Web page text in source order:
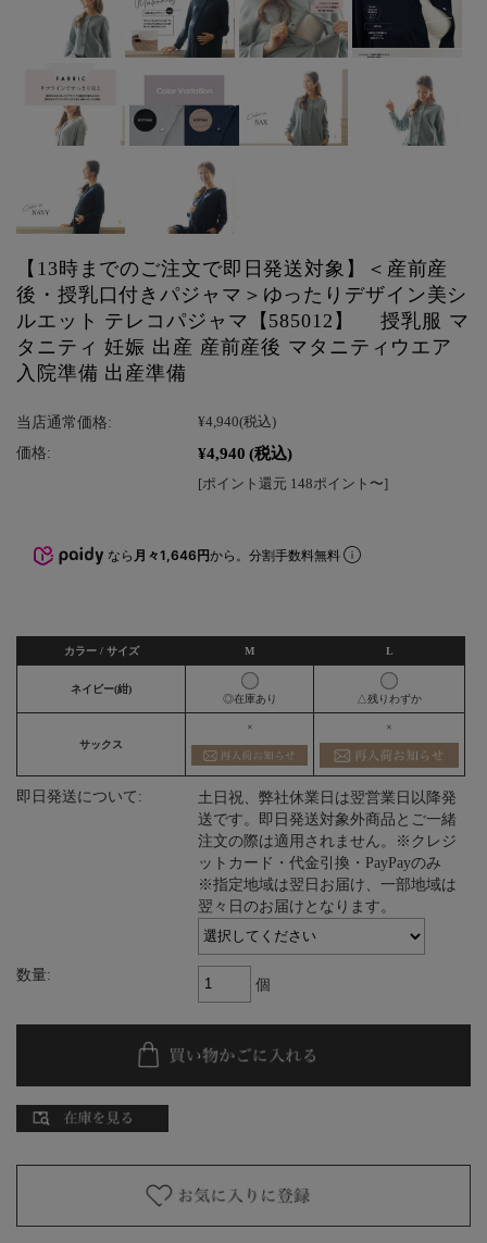
【13時までのご注文で即日発送対象】＜産前産
後・授乳口付きパジャマ＞ゆったりデザイン美シ
ルエット テレコパジャマ【585012】 授乳服 マ
タニティ 妊娠 出産 産前産後 マタニティウエア
入院準備 出産準備
当店通常価格: ¥4,940(税込)
価格: ¥4,940 (税込)
[ポイント還元 148ポイント〜]
なら 月々1,646円から。分割手数料無料
カラー / サイズ M L
ネイビー(紺)
◎在庫あり
△残りわずか
サックス
× ×
即日発送について:
土日祝、弊社休業日は翌営業日以降発
送です。即日発送対象外商品とご一緒
注文の際は適用されません。※クレジ
ットカード・代金引換・PayPayのみ
※指定地域は翌日お届け、一部地域は
翌々日のお届けとなります。
数量:
個